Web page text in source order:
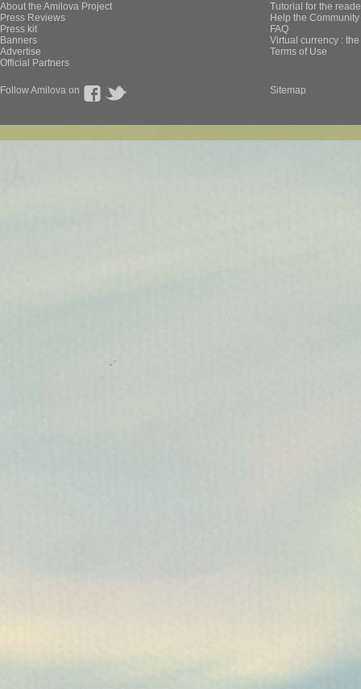
About the Amilova Project
Press Reviews
Press kit
Banners
Advertise
Official Partners
Tutorial for the
Help the
FAQ
Virtual currency :
Terms of Use
Follow Amilova on Sitemap